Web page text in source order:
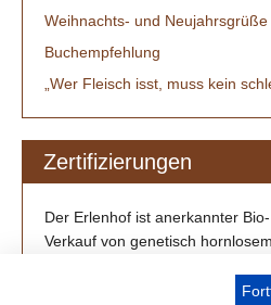
Weihnachts- und
Buchempfehlung
„Wer Fleisch isst, muss kein
Zertifizierungen
Der Erlenhof ist anerkannter
Verkauf von genetisch